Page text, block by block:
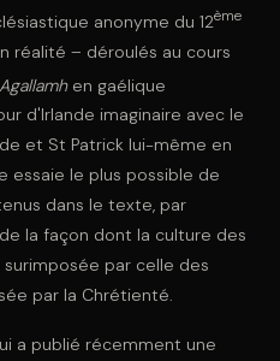
anonyme du 12ème
réalité – déroulés au cours
Agallamhen gaélique
d'Irlande imaginaire avec le
et St Patrick lui-même en
essaie le plus possible de
dans le texte, par
la façon dont la culture des
par celle des
par la Chrétienté.
a publié récemment une